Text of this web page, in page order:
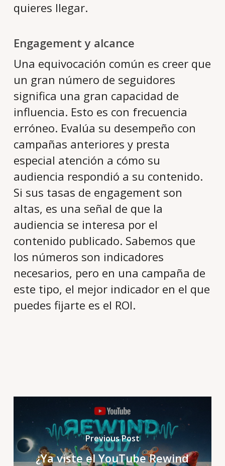
quieres llegar.
Engagement y alcance
Una equivocación común es creer que
un gran número de seguidores
significa una gran capacidad de
influencia. Esto es con frecuencia
erróneo. Evalúa su desempeño con
campañas anteriores y presta
especial atención a cómo su
audiencia respondió a su contenido.
Si sus tasas de engagement son
altas, es una señal de que la
audiencia se interesa por el
contenido publicado. Sabemos que
los números son indicadores
necesarios, pero en una campaña de
este tipo, el mejor indicador en el que
puedes fijarte es el ROI.
Previous Post
¿Ya viste el YouTube Rewind